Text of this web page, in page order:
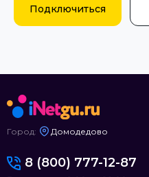
Подключиться
Город: Домодедово
8 (800) 777-12-87